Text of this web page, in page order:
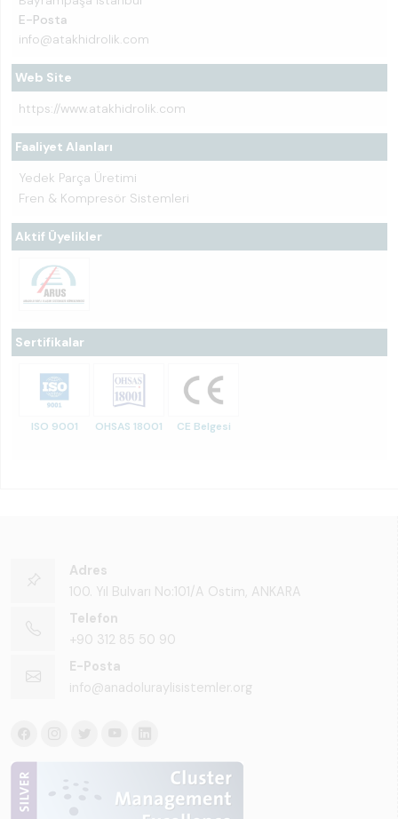
E-Posta
info@atakhidrolik.com
Web Site
https://www.atakhidrolik.com
Faaliyet Alanları
Yedek Parça Üretimi
Fren & Kompresör Sistemleri
Aktif Üyelikler
Sertifikalar
ISO 9001 OHSAS 18001 CE Belgesi
Adres
100. Yıl Bulvarı No:101/A Ostim, ANKARA
Telefon
+90 312 85 50 90
E-Posta
info@anadoluraylisistemler.org